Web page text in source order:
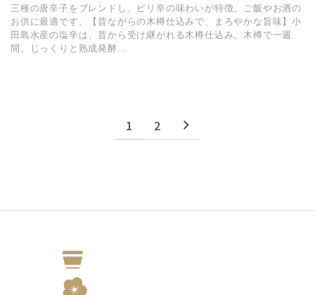
三種の唐辛子をブレンドし、ピリ辛の味わいが特徴。ご飯やお酒の
お供に最適です。【昔ながらの木樽仕込みで、まろやかな旨味】小
田島水産の塩辛は、昔から受け継がれる木樽仕込み。木樽で一週
間、じっくりと熟成発酵...
1 2